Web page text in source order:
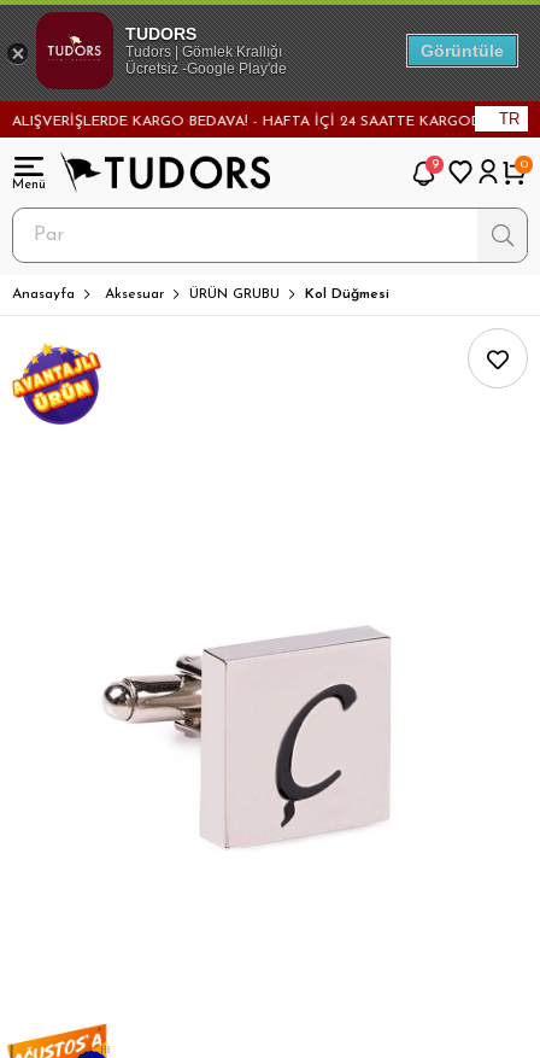
KARGO BEDAVA! - HAFTA İÇİ 24 SAATTE KARGODA! - TR
9 0
Anasayfa Aksesuar ÜRÜN GRUBU Kol Düğmesi
TUDORS
Tudors | Gömlek Krallığı
Ücretsiz -Google Play'de
Görüntüle